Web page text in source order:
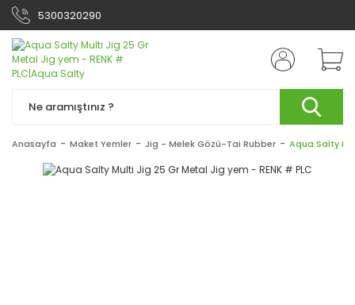
5300320290
Anasayfa Maket Yemler Jig - Melek Gözü-Tai Rubber Aqua Salty